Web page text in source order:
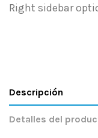
Right sidebar
Descripción
Detalles del